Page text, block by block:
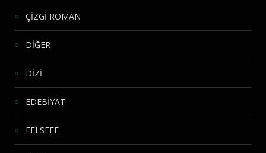
ÇİZGİ ROMAN
DİĞER
DİZİ
EDEBİYAT
FELSEFE